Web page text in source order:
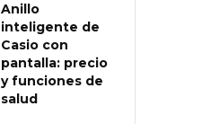
Anillo
inteligente de
Casio con
pantalla: precio
y funciones de
salud